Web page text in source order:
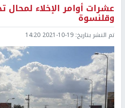
عشرات أوامر الإخلاء لمحال
وقلنسوة
تم النشر بتاريخ: 2021-10-19 14:20